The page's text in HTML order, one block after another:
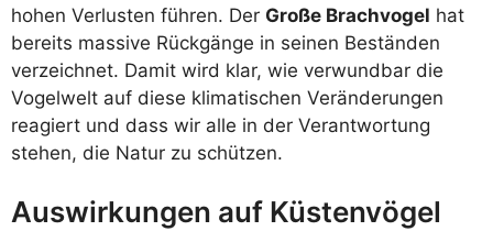
hohen Verlusten führen. Der Große Brachvogel hat
bereits massive Rückgänge in seinen Beständen
verzeichnet. Damit wird klar, wie verwundbar die
Vogelwelt auf diese klimatischen Veränderungen
reagiert und dass wir alle in der Verantwortung
stehen, die Natur zu schützen.
Auswirkungen auf Küstenvögel